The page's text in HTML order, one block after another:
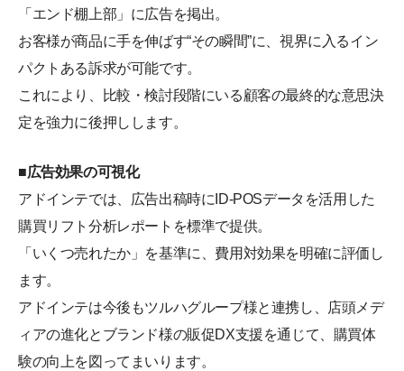
「エンド棚上部」に広告を掲出。
お客様が商品に手を伸ばす“その瞬間”に、視界に入るイン
パクトある訴求が可能です。
これにより、比較・検討段階にいる顧客の最終的な意思決
定を強力に後押しします。
■広告効果の可視化
アドインテでは、広告出稿時にID-POSデータを活用した
購買リフト分析レポートを標準で提供。
「いくつ売れたか」を基準に、費用対効果を明確に評価し
ます。
アドインテは今後もツルハグループ様と連携し、店頭メデ
ィアの進化とブランド様の販促DX支援を通じて、購買体
験の向上を図ってまいります。